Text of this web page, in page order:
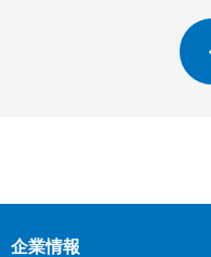
企業情報